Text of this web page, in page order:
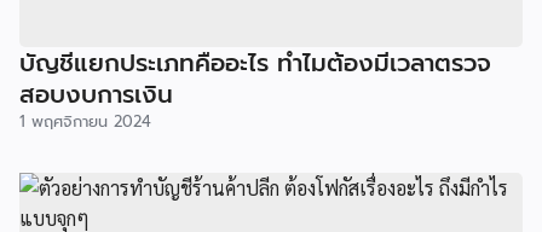
บัญชีแยกประเภทคืออะไร ทำไมต้องมีเวลาตรวจ
สอบงบการเงิน
1 พฤศจิกายน 2024